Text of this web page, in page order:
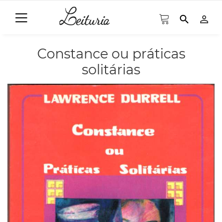
search person_outline
Constance ou práticas
solitárias